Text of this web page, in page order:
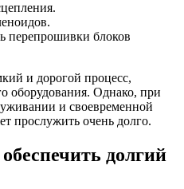
перепрошивки блоков
и дорогой процесс,
оборудования. Однако, при
и своевременной
прослужить очень долго.
долгий